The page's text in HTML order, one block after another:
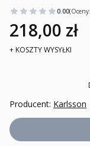
0.00
218,00 zł
+ KOSZTY WYSYŁKI
Producent: Karlsson